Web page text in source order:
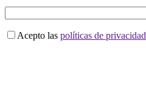
Acepto las políticas de privacidad